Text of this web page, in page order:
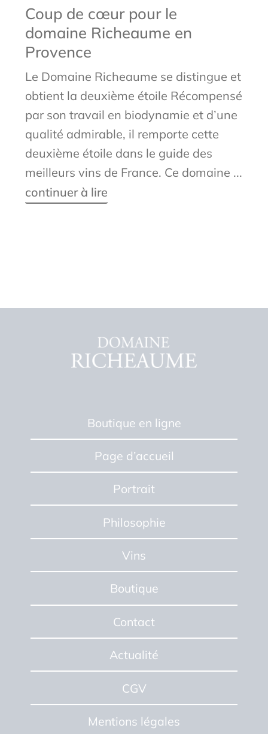
Coup de cœur pour le
domaine Richeaume en
Provence
Le Domaine Richeaume se distingue et
obtient la deuxième étoile Récompensé
par son travail en biodynamie et d’une
qualité admirable, il remporte cette
deuxième étoile dans le guide des
meilleurs vins de France. Ce domaine ...
continuer à lire
Boutique en ligne
Page d’accueil
Portrait
Philosophie
Vins
Boutique
Contact
Actualité
CGV
Mentions légales